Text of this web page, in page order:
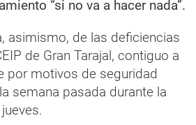
“si no va a hacer nada”.
asimismo, de las deficiencias
de Gran Tarajal, contiguo a
por motivos de seguridad
semana pasada durante la